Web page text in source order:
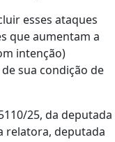
esses ataques
que aumentam a
intenção)
sua condição de
25, da deputada
relatora, deputada